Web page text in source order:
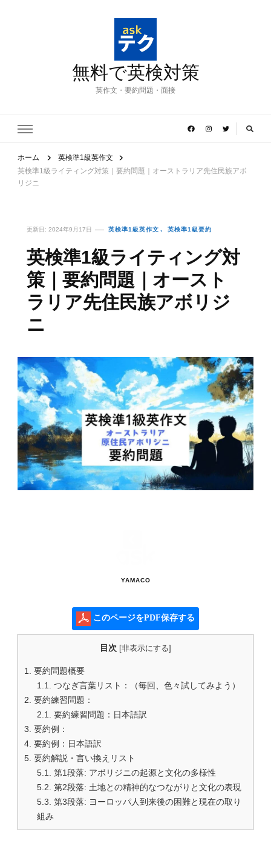
無料で英検対策
英作文・要約問題・面接
ホーム
英検準1級英作文
英検準1級ライティング対策｜要約問題｜オーストラリア先住民族アボ
リジニ
更新日: 2024年9月17日 英検準1級英作文 英検準1級要約
英検準1級ライティング対
策｜要約問題｜オースト
ラリア先住民族アボリジ
ニ
YAMACO
このページをPDF保存する
目次 [非表示にする]
1.
要約問題概要
1.1.
つなぎ言葉リスト：（毎回、色々試してみよう）
2. 要約練習問題：
2.1.
要約練習問題：日本語訳
3. 要約例：
4. 要約例：日本語訳
5. 要約解説・言い換えリスト
5.1.
第1段落: アボリジニの起源と文化の多様性
5.2. 第2段落: 土地との精神的なつながりと文化の表現
5.3. 第3段落: ヨーロッパ人到来後の困難と現在の取り
組み